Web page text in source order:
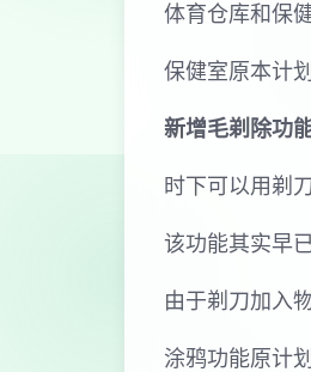
体育仓库和保
保健室原本计
新增毛剃除功
时下可以用剃
该功能其实早
由于剃刀加入
涂鸦功能原计